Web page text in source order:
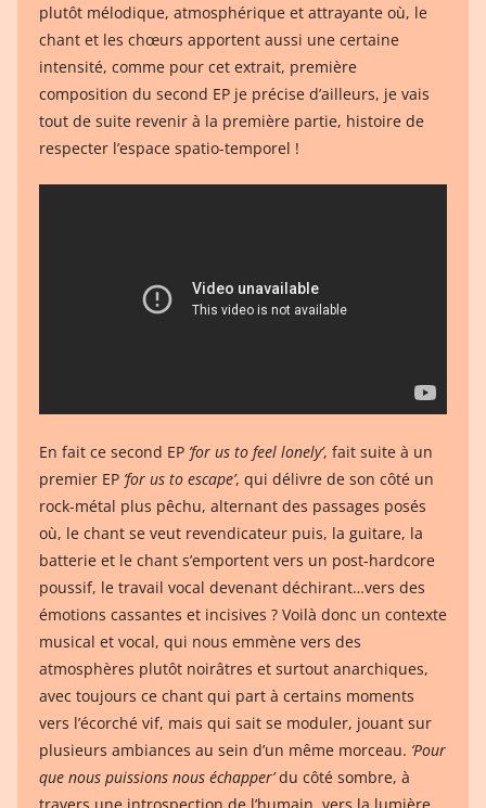
plutôt mélodique, atmosphérique et attrayante où, le
chant et les chœurs apportent aussi une certaine
intensité, comme pour cet extrait, première
composition du second EP je précise d’ailleurs, je vais
tout de suite revenir à la première partie, histoire de
respecter l’espace spatio-temporel !
En fait ce second EP ’for us to feel lonely’, fait suite à un
premier EP ’for us to escape’, qui délivre de son côté un
rock-métal plus pêchu, alternant des passages posés
où, le chant se veut revendicateur puis, la guitare, la
batterie et le chant s’emportent vers un post-hardcore
poussif, le travail vocal devenant déchirant…vers des
émotions cassantes et incisives ? Voilà donc un contexte
musical et vocal, qui nous emmène vers des
atmosphères plutôt noirâtres et surtout anarchiques,
avec toujours ce chant qui part à certains moments
vers l’écorché vif, mais qui sait se moduler, jouant sur
plusieurs ambiances au sein d’un même morceau. ‘Pour
que nous puissions nous échapper’du côté sombre, à